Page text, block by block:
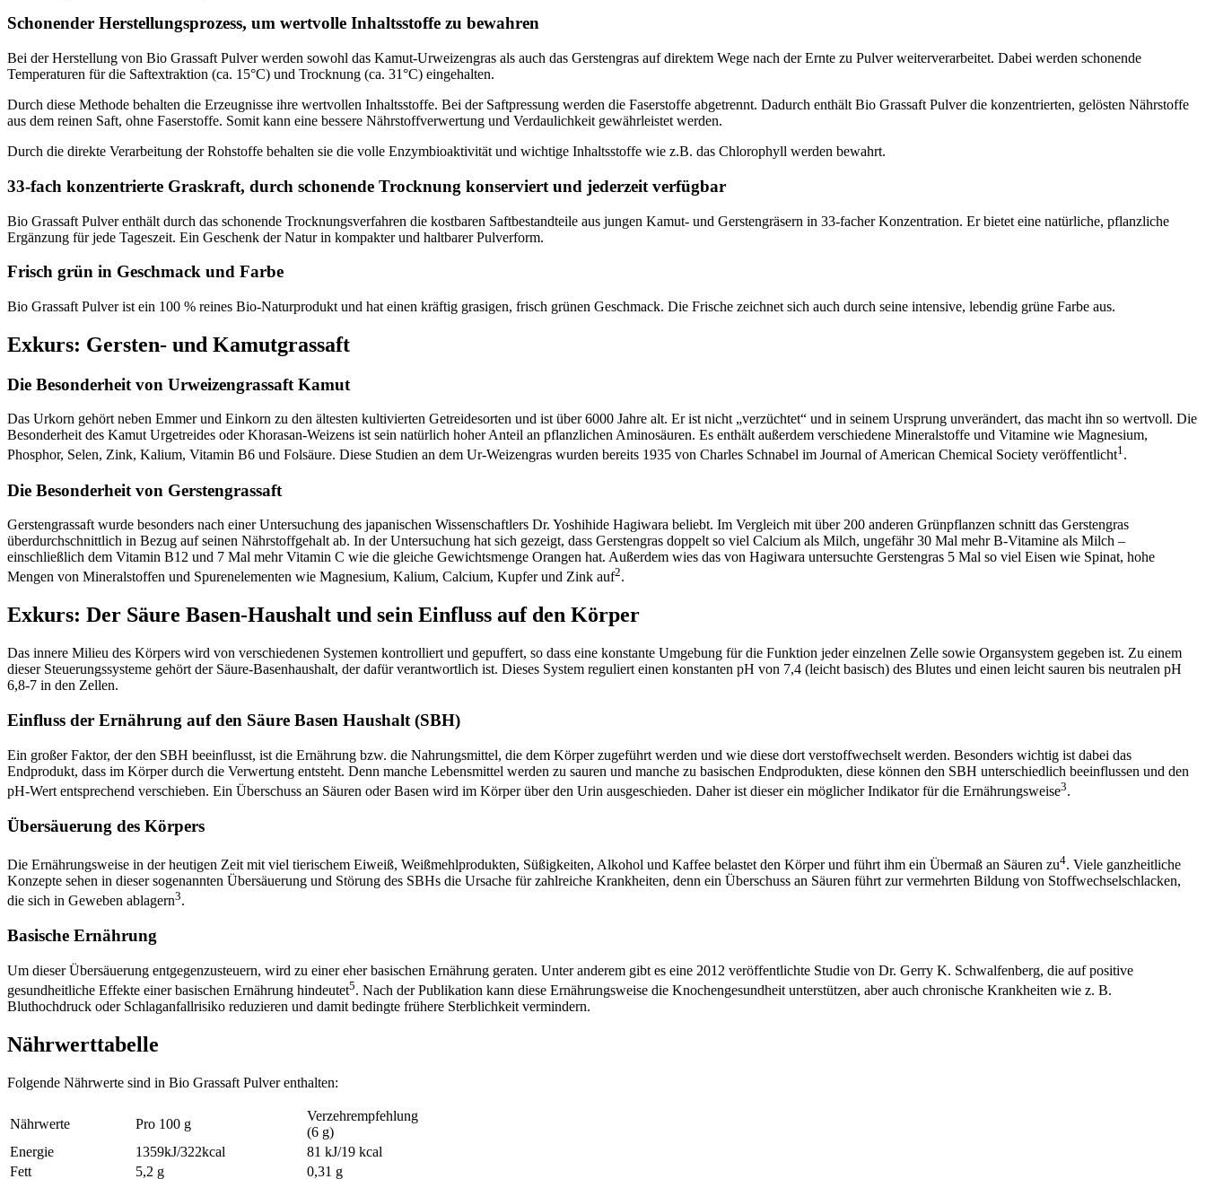
Schonender Herstellungsprozess, um wertvolle Inhaltsstoffe zu bewahren
Bei der Herstellung von Bio Grassaft Pulver werden sowohl das Kamut-Urweizengras als auch das Gerstengras auf direktem Wege nach der Ernte zu Pulver weiterverarbeitet. Dabei werden schonende
Temperaturen für die Saftextraktion (ca. 15°C) und Trocknung (ca. 31°C) eingehalten.
Durch diese Methode behalten die Erzeugnisse ihre wertvollen Inhaltsstoffe. Bei der Saftpressung werden die Faserstoffe abgetrennt. Dadurch enthält Bio Grassaft Pulver die konzentrierten, gelösten Nährstoffe
aus dem reinen Saft, ohne Faserstoffe. Somit kann eine bessere Nährstoffverwertung und Verdaulichkeit gewährleistet werden.
Durch die direkte Verarbeitung der Rohstoffe behalten sie die volle Enzymbioaktivität und wichtige Inhaltsstoffe wie z.B. das Chlorophyll werden bewahrt.
33-fach konzentrierte Graskraft, durch schonende Trocknung konserviert und jederzeit verfügbar
Bio Grassaft Pulver enthält durch das schonende Trocknungsverfahren die kostbaren Saftbestandteile aus jungen Kamut- und Gerstengräsern in 33-facher Konzentration. Er bietet eine natürliche, pflanzliche
Ergänzung für jede Tageszeit. Ein Geschenk der Natur in kompakter und haltbarer Pulverform.
Frisch grün in Geschmack und Farbe
Bio Grassaft Pulver ist ein 100 % reines Bio-Naturprodukt und hat einen kräftig grasigen, frisch grünen Geschmack. Die Frische zeichnet sich auch durch seine intensive, lebendig grüne Farbe aus.
Exkurs: Gersten- und Kamutgrassaft
Die Besonderheit von Urweizengrassaft Kamut
Das Urkorn gehört neben Emmer und Einkorn zu den ältesten kultivierten Getreidesorten und ist über 6000 Jahre alt. Er ist nicht „verzüchtet“ und in seinem Ursprung unverändert, das macht ihn so wertvoll. Die
Besonderheit des Kamut Urgetreides oder Khorasan-Weizens ist sein natürlich hoher Anteil an pflanzlichen Aminosäuren. Es enthält außerdem verschiedene Mineralstoffe und Vitamine wie Magnesium,
Phosphor, Selen, Zink, Kalium, Vitamin B6 und Folsäure. Diese Studien an dem Ur-Weizengras wurden bereits 1935 von Charles Schnabel im Journal of American Chemical Society veröffentlicht1.
Die Besonderheit von Gerstengrassaft
Gerstengrassaft wurde besonders nach einer Untersuchung des japanischen Wissenschaftlers Dr. Yoshihide Hagiwara beliebt. Im Vergleich mit über 200 anderen Grünpflanzen schnitt das Gerstengras
überdurchschnittlich in Bezug auf seinen Nährstoffgehalt ab. In der Untersuchung hat sich gezeigt, dass Gerstengras doppelt so viel Calcium als Milch, ungefähr 30 Mal mehr B-Vitamine als Milch –
einschließlich dem Vitamin B12 und 7 Mal mehr Vitamin C wie die gleiche Gewichtsmenge Orangen hat. Außerdem wies das von Hagiwara untersuchte Gerstengras 5 Mal so viel Eisen wie Spinat, hohe
Mengen von Mineralstoffen und Spurenelementen wie Magnesium, Kalium, Calcium, Kupfer und Zink auf2.
Exkurs: Der Säure Basen-Haushalt und sein Einfluss auf den Körper
Das innere Milieu des Körpers wird von verschiedenen Systemen kontrolliert und gepuffert, so dass eine konstante Umgebung für die Funktion jeder einzelnen Zelle sowie Organsystem gegeben ist. Zu einem
dieser Steuerungssysteme gehört der Säure-Basenhaushalt, der dafür verantwortlich ist. Dieses System reguliert einen konstanten pH von 7,4 (leicht basisch) des Blutes und einen leicht sauren bis neutralen pH
6,8-7 in den Zellen.
Einfluss der Ernährung auf den Säure Basen Haushalt (SBH)
Ein großer Faktor, der den SBH beeinflusst, ist die Ernährung bzw. die Nahrungsmittel, die dem Körper zugeführt werden und wie diese dort verstoffwechselt werden. Besonders wichtig ist dabei das
Endprodukt, dass im Körper durch die Verwertung entsteht. Denn manche Lebensmittel werden zu sauren und manche zu basischen Endprodukten, diese können den SBH unterschiedlich beeinflussen und den
pH-Wert entsprechend verschieben. Ein Überschuss an Säuren oder Basen wird im Körper über den Urin ausgeschieden. Daher ist dieser ein möglicher Indikator für die Ernährungsweise3.
Übersäuerung des Körpers
Die Ernährungsweise in der heutigen Zeit mit viel tierischem Eiweiß, Weißmehlprodukten, Süßigkeiten, Alkohol und Kaffee belastet den Körper und führt ihm ein Übermaß an Säuren zu4. Viele ganzheitliche
Konzepte sehen in dieser sogenannten Übersäuerung und Störung des SBHs die Ursache für zahlreiche Krankheiten, denn ein Überschuss an Säuren führt zur vermehrten Bildung von Stoffwechselschlacken,
die sich in Geweben ablagern3.
Basische Ernährung
Um dieser Übersäuerung entgegenzusteuern, wird zu einer eher basischen Ernährung geraten. Unter anderem gibt es eine 2012 veröffentlichte Studie von Dr. Gerry K. Schwalfenberg, die auf positive
gesundheitliche Effekte einer basischen Ernährung hindeutet5. Nach der Publikation kann diese Ernährungsweise die Knochengesundheit unterstützen, aber auch chronische Krankheiten wie z. B.
Bluthochdruck oder Schlaganfallrisiko reduzieren und damit bedingte frühere Sterblichkeit vermindern.
Nährwerttabelle
Folgende Nährwerte sind in Bio Grassaft Pulver enthalten:
Nährwerte Pro 100 g
Verzehrempfehlung
(6 g)
Energie
1359kJ/322kcal
81 kJ/19 kcal
Fett
5,2 g 0,31 g